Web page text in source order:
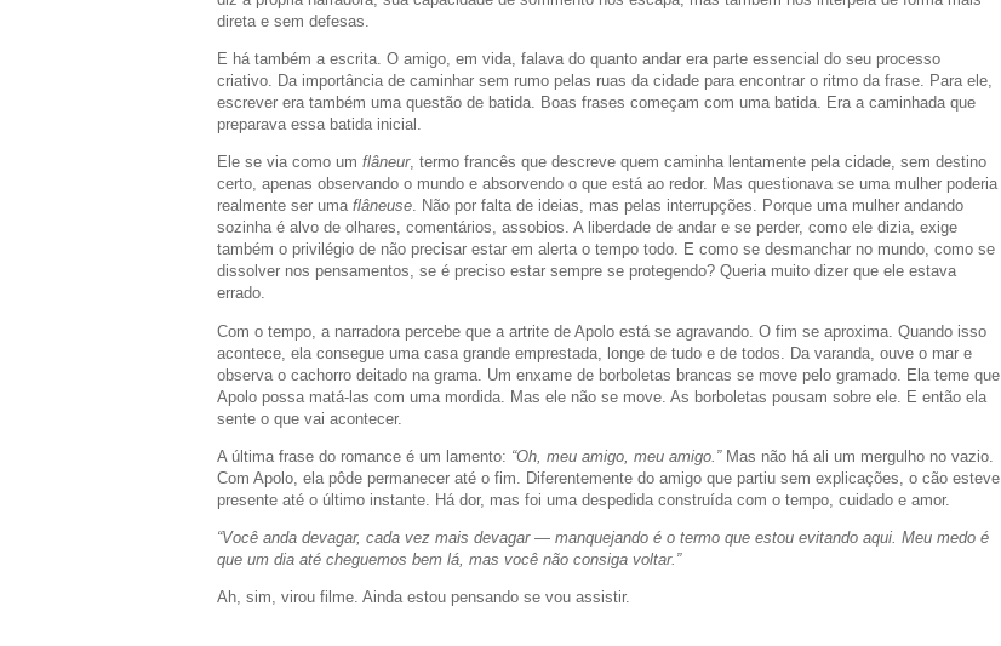
direta e sem defesas.
E há também a escrita. O amigo, em vida, falava do quanto andar era parte essencial do seu processo
criativo. Da importância de caminhar sem rumo pelas ruas da cidade para encontrar o ritmo da frase. Para ele,
escrever era também uma questão de batida. Boas frases começam com uma batida. Era a caminhada que
preparava essa batida inicial.
Ele se via como um flâneur, termo francês que descreve quem caminha lentamente pela cidade, sem destino
certo, apenas observando o mundo e absorvendo o que está ao redor. Mas questionava se uma mulher poderia
realmente ser uma flâneuse. Não por falta de ideias, mas pelas interrupções. Porque uma mulher andando
sozinha é alvo de olhares, comentários, assobios. A liberdade de andar e se perder, como ele dizia, exige
também o privilégio de não precisar estar em alerta o tempo todo. E como se desmanchar no mundo, como se
dissolver nos pensamentos, se é preciso estar sempre se protegendo? Queria muito dizer que ele estava
errado.
Com o tempo, a narradora percebe que a artrite de Apolo está se agravando. O fim se aproxima. Quando isso
acontece, ela consegue uma casa grande emprestada, longe de tudo e de todos. Da varanda, ouve o mar e
observa o cachorro deitado na grama. Um enxame de borboletas brancas se move pelo gramado. Ela teme que
Apolo possa matá-las com uma mordida. Mas ele não se move. As borboletas pousam sobre ele. E então ela
sente o que vai acontecer.
A última frase do romance é um lamento: “Oh, meu amigo, meu amigo.” Mas não há ali um mergulho no vazio.
Com Apolo, ela pôde permanecer até o fim. Diferentemente do amigo que partiu sem explicações, o cão esteve
presente até o último instante. Há dor, mas foi uma despedida construída com o tempo, cuidado e amor.
“Você anda devagar, cada vez mais devagar — manquejando é o termo que estou evitando aqui. Meu medo é
que um dia até cheguemos bem lá, mas você não consiga voltar.”
Ah, sim, virou filme. Ainda estou pensando se vou assistir.